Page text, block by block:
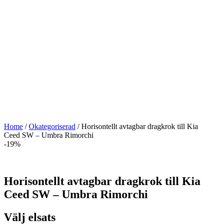
Home /Okategoriserad / Horisontellt avtagbar dragkrok till Kia
Ceed SW – Umbra Rimorchi
-19%
Horisontellt avtagbar dragkrok till Kia
Ceed SW – Umbra Rimorchi
Välj elsats